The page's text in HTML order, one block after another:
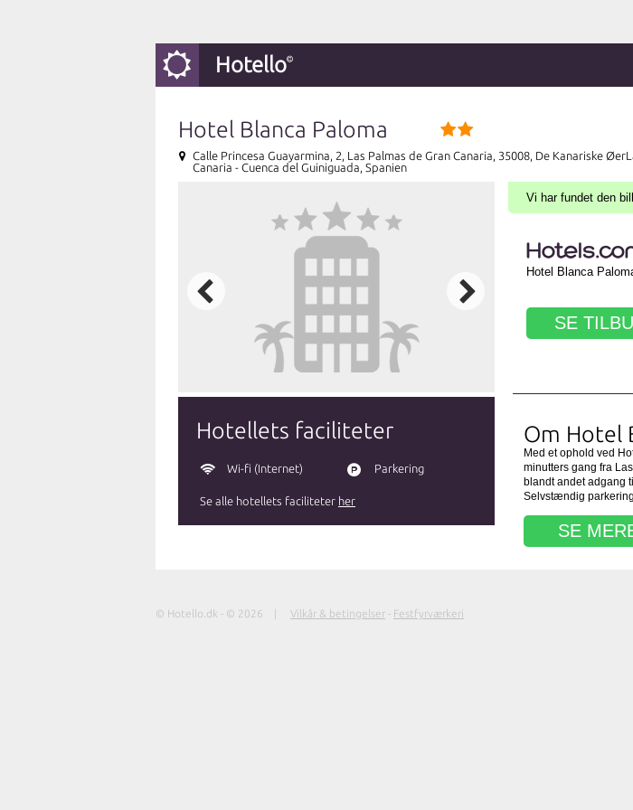
Hotello
Hotel Blanca Paloma
Calle Princesa Guayarmina, 2, Las Palmas de Gran Canaria, 35008, De Kanariske
Canaria - Cuenca del Guiniguada, Spanien
Vi har fundet den
Hotel Blanca
SE
Hotellets faciliteter
Wi-fi (Internet) Parkering
Se alle hotellets faciliteter her
Om Hotel
Med et ophold ved
minutters gang fra
blandt andet adgang
Selvstændig
SE
© Hotello.dk - © 2026 | Vilkår & betingelser - Festfyrværkeri